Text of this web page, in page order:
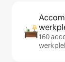
160